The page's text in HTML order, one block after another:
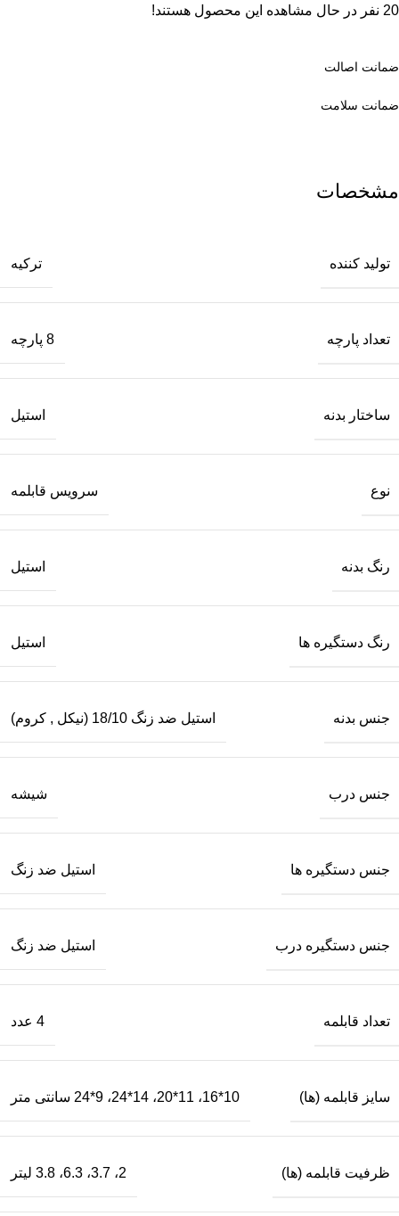
20 نفر در حال مشاهده این محصول هستند!
ضمانت اصالت
ضمانت سلامت
مشخصات
تولید کننده ترکیه
تعداد پارچه 8 پارچه
ساختار بدنه استیل
نوع سرویس قابلمه
رنگ بدنه استیل
رنگ دستگیره ها استیل
جنس بدنه استیل ضد زنگ 18/10 (نیکل , کروم)
جنس درب شیشه
جنس دستگیره ها استیل ضد زنگ
جنس دستگیره درب استیل ضد زنگ
تعداد قابلمه 4 عدد
سایز قابلمه (ها) 10*16، 11*20، 14*24، 9*24 سانتی متر
ظرفیت قابلمه (ها) 2، 3.7، 6.3، 3.8 لیتر